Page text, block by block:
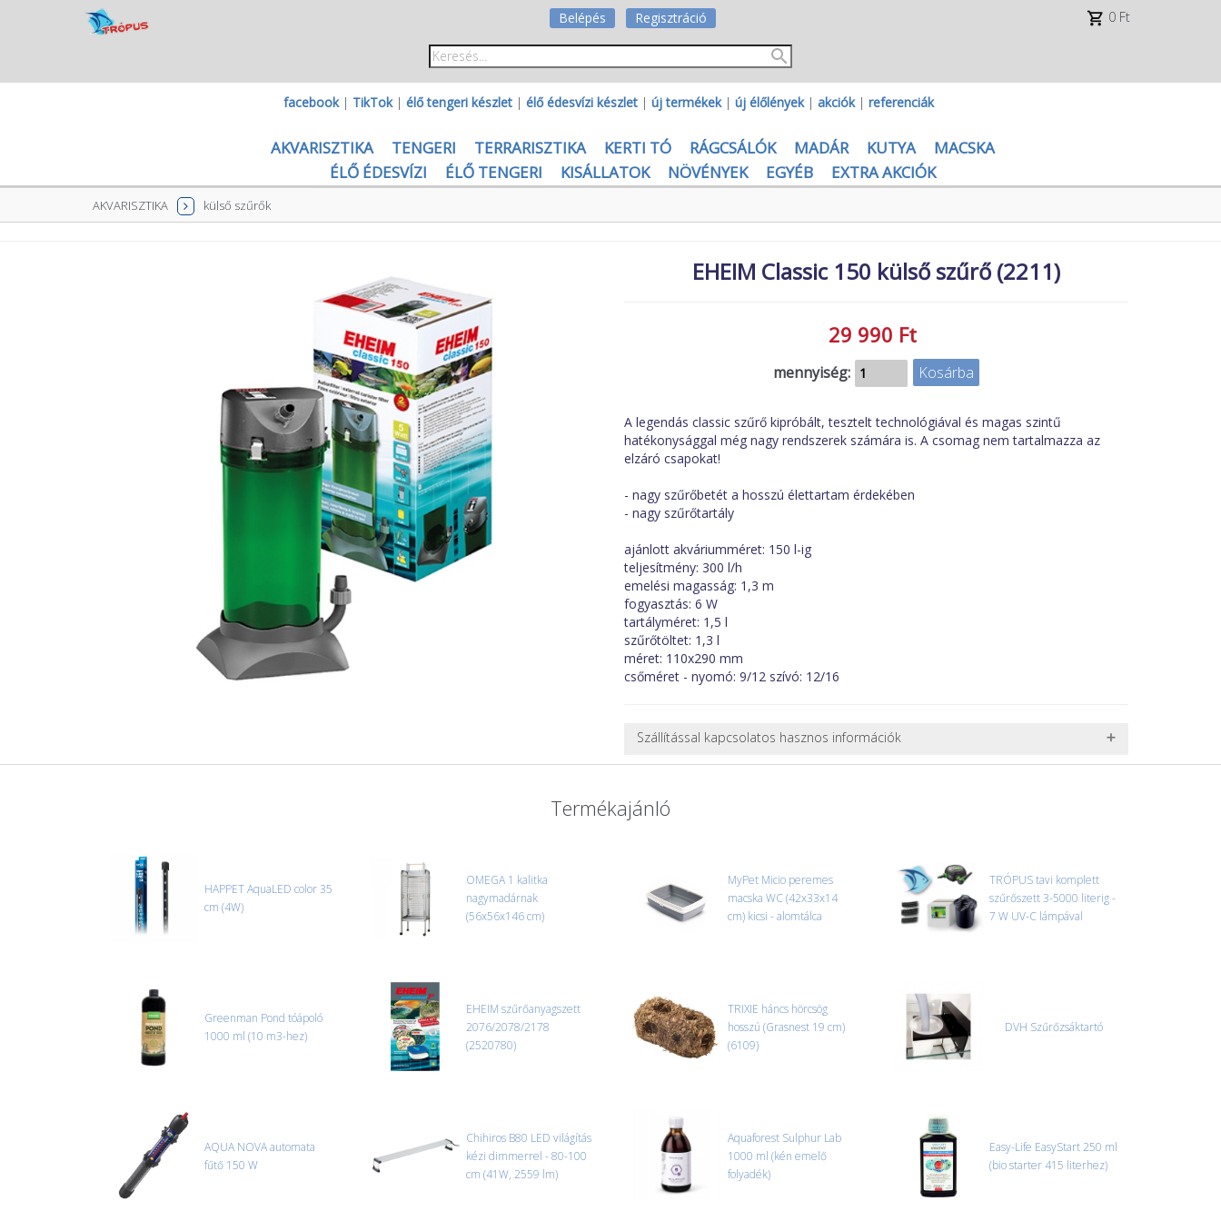
Belépés Regisztráció 0 Ft
facebook| TikTok| élő tengeri készlet | élő édesvízi készlet | új termékek| új élőlények| akciók| referenciák
AKVARISZTIKA TENGERI TERRARISZTIKA KERTI TÓ RÁGCSÁLÓK MADÁR KUTYA
MACSKA
ÉLŐ ÉDESVÍZI
ÉLŐ TENGERI KISÁLLATOK NÖVÉNYEK EGYÉB EXTRA AKCIÓK
AKVARISZTIKA külső szűrők
EHEIM Classic 150 külső szűrő (2211)
29 990 Ft
mennyiség:
A legendás classic szűrő kipróbált, tesztelt technológiával és magas szintű
hatékonysággal még nagy rendszerek számára is. A csomag nem tartalmazza az
elzáró csapokat!
- nagy szűrőbetét a hosszú élettartam érdekében
- nagy szűrőtartály
ajánlott akváriumméret: 150 l-ig
teljesítmény: 300 l/h
emelési magasság: 1,3 m
fogyasztás: 6 W
tartályméret: 1,5 l
szűrőtöltet: 1,3 l
méret: 110x290 mm
csőméret - nyomó: 9/12 szívó: 12/16
Szállítással kapcsolatos hasznos információk
nagy vagy nehéz termékeknél (pl. nagy akváriumok, bútorok, stb.) egyedi szállítási
ajánlatot adunk.
oldjuk meg. Minden rendelés egyedi, úgyhogy előre egyeztetni kell mindenképpen.
CSOMAG ÁTVÉTELE
Amennyiben a csomag átvételekor sérülést, folyadékot vagy bármi rendellenességet
tapasztal, a kibontás és az átvétel előtt jegyzőkönyvet kell felvenni a futárral. A sérült
Termékajánló
HAPPET AquaLED color 35
cm (4W)
OMEGA 1 kalitka
nagymadárnak
(56x56x146 cm)
MyPet Micio peremes
macska WC (42x33x14
cm) kicsi - alomtálca
TRÓPUS tavi komplett
szűrőszett 3-5000 literig -
7 W UV-C lámpával
Greenman Pond tóápoló
1000 ml (10 m3-hez)
EHEIM szűrőanyagszett
2076/2078/2178
(2520780)
TRIXIE háncs hörcsög
hosszú (Grasnest 19 cm)
(6109)
DVH Szűrőzsáktartó
AQUA NOVA automata
fűtő 150 W
Chihiros B80 LED világítás
kézi dimmerrel - 80-100
cm (41W, 2559 lm)
Aquaforest Sulphur Lab
1000 ml (kén emelő
folyadék)
Easy-Life EasyStart 250 ml
(bio starter 415 literhez)